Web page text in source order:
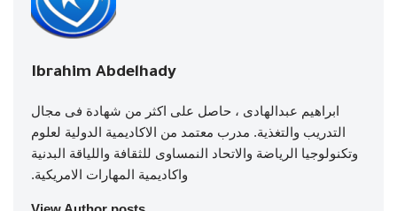
Ibrahim Abdelhady
ابراهيم عبدالهادى ، حاصل على اكثر من شهادة فى مجال
التدريب والتغذية. مدرب معتمد من الاكاديمية الدولية لعلوم
وتكنولوجيا الرياضة والاتحاد النمساوى للثقافة واللياقة البدنية
واكاديمية المهارات الامريكية.